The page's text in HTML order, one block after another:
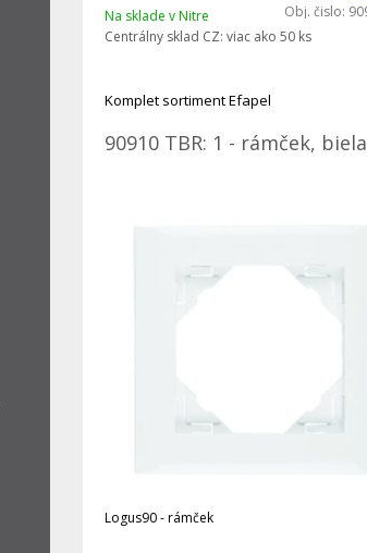
Na sklade v Nitre Obj. čislo:
Centrálny sklad CZ: viac ako 50 ks
Komplet sortiment Efapel
90910 TBR: 1 - rámček, biela
Logus90 - rámček